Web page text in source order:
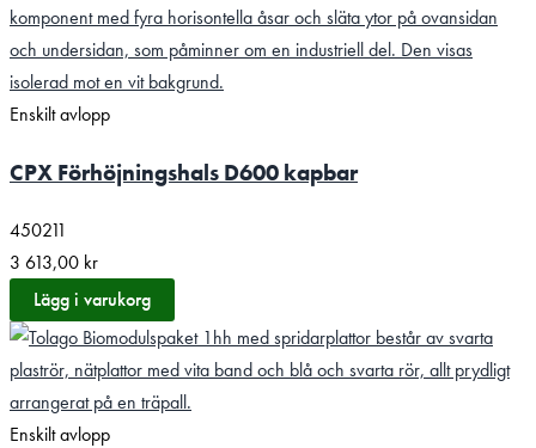
Enskilt avlopp
CPX Förhöjningshals D600 kapbar
450211
3 613,00 kr
Lägg i varukorg
Enskilt avlopp